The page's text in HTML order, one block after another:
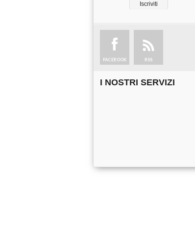
FACEBOOK RSS
I NOSTRI SERVIZI